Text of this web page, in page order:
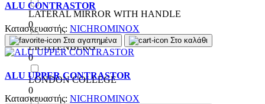
LATERAL MIRROR WITH HANDLE
0
LICHTENBERG
0
LONDON COLLEGE
0
ALU CONTRASTOR
Κατασκευαστής: NICHROMINOX
Στα αγαπημένα Στο καλάθι
ALU UPPER CONTRASTOR
Κατασκευαστής: NICHROMINOX